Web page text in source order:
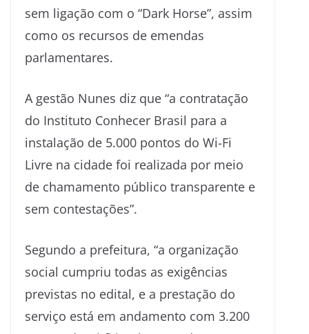
sem ligação com o “Dark Horse”, assim
como os recursos de emendas
parlamentares.
A gestão Nunes diz que “a contratação
do Instituto Conhecer Brasil para a
instalação de 5.000 pontos do Wi-Fi
Livre na cidade foi realizada por meio
de chamamento público transparente e
sem contestações”.
Segundo a prefeitura, “a organização
social cumpriu todas as exigências
previstas no edital, e a prestação do
serviço está em andamento com 3.200